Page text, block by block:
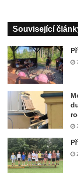
Související